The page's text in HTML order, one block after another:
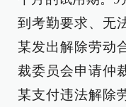
到考勤要求、无
某发出解除劳动
裁委员会申请仲
某支付违法解除